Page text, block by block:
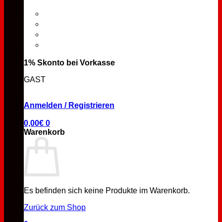
1% Skonto bei Vorkasse
GAST
Anmelden / Registrieren
0,00€ 0
Warenkorb
Es befinden sich keine Produkte im Warenkorb.
Zurück zum Shop